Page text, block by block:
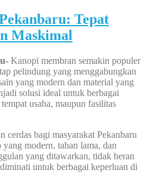
Tepat
Maskimal
Kanopi membran semakin populer
pelindung yang menggabungkan
yang modern dan material yang
solusi ideal untuk berbagai
usaha, maupun fasilitas
cerdas bagi masyarakat Pekanbaru
modern, tahan lama, dan
yang ditawarkan, tidak heran
untuk berbagai keperluan di